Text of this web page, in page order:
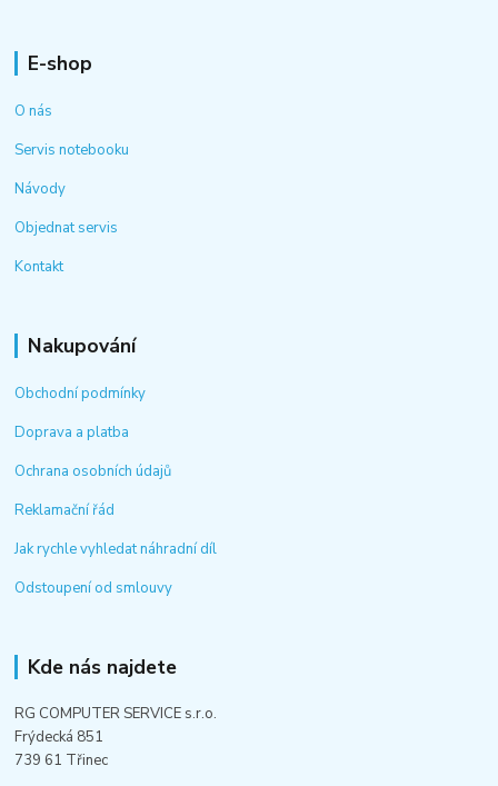
E-shop
O nás
Servis notebooku
Návody
Objednat servis
Kontakt
Nakupování
Obchodní podmínky
Doprava a platba
Ochrana osobních údajů
Reklamační řád
Jak rychle vyhledat náhradní díl
Odstoupení od smlouvy
Kde nás najdete
RG COMPUTER SERVICE s.r.o.
Frýdecká 851
739 61 Třinec